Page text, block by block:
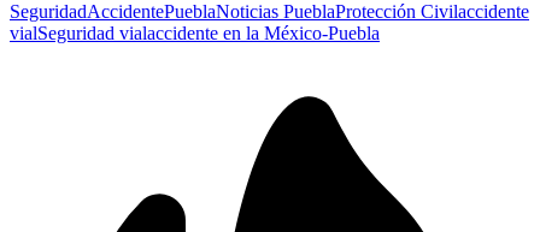
SeguridadAccidentePueblaNoticias PueblaProtección Civilaccidente
vialSeguridad vialaccidente en la México-Puebla